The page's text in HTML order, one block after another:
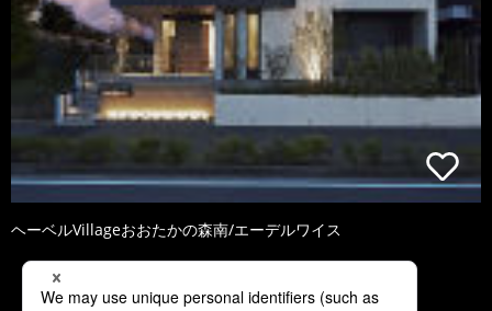
ヘーベルVillageおおたかの森南/エーデルワイス